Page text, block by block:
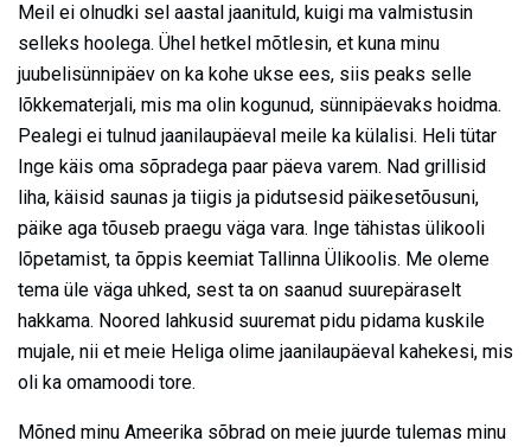
Meil ei olnudki sel aastal jaanituld, kuigi ma valmistusin
selleks hoolega. Ühel hetkel mõtlesin, et kuna minu
juubelisünnipäev on ka kohe ukse ees, siis peaks selle
lõkkematerjali, mis ma olin kogunud, sünnipäevaks hoidma.
Pealegi ei tulnud jaanilaupäeval meile ka külalisi. Heli tütar
Inge käis oma sõpradega paar päeva varem. Nad grillisid
liha, käisid saunas ja tiigis ja pidutsesid päikesetõusuni,
päike aga tõuseb praegu väga vara. Inge tähistas ülikooli
lõpetamist, ta õppis keemiat Tallinna Ülikoolis. Me oleme
tema üle väga uhked, sest ta on saanud suurepäraselt
hakkama. Noored lahkusid suuremat pidu pidama kuskile
mujale, nii et meie Heliga olime jaanilaupäeval kahekesi, mis
oli ka omamoodi tore.
Mõned minu Ameerika sõbrad on meie juurde tulemas minu